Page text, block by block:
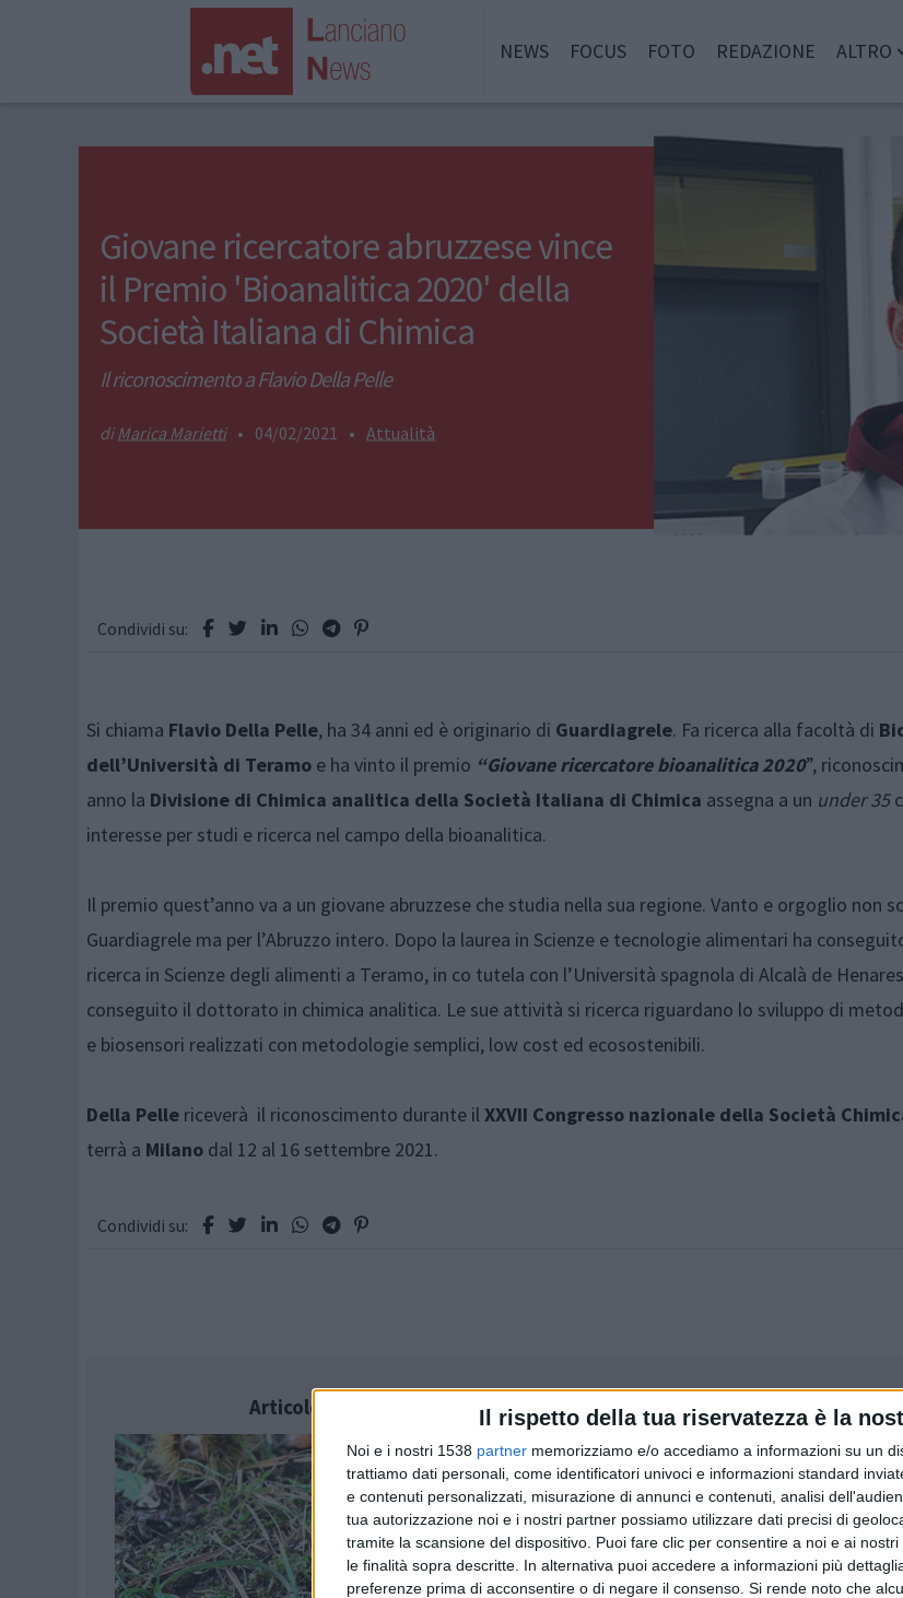
Il rispetto della tua riservatezza è la
Noi e i nostri 1538 partner memorizziamo e/o accediamo a informazioni su un
trattiamo dati personali, come identificatori univoci e informazioni standard
e contenuti personalizzati, misurazione di annunci e contenuti, analisi
tua autorizzazione noi e i nostri partner possiamo utilizzare dati precisi di
tramite la scansione del dispositivo. Puoi fare clic per consentire a noi e ai
le finalità sopra descritte. In alternativa puoi accedere a informazioni più
preferenze prima di acconsentire o di negare il consenso. Si rende noto che
NEWS FOCUS FOTO REDAZIONE ALTRO
Giovane ricercatore abruzzese vince
il Premio 'Bioanalitica 2020' della
Società Italiana di Chimica
Il riconoscimento a Flavio Della Pelle
Marica Marietti • 04/02/2021 • Attualità
Condividi su:
Si chiama Flavio Della Pelle, ha 34 anni ed è originario di Guardiagrele. Fa ricerca alla facoltà di
dell’Università di Teramoe ha vinto il premio “Giovane ricercatore bioanalitica 2020”,
anno la Divisione di Chimica analitica della Società Italiana di Chimica assegna a un under 35
interesse per studi e ricerca nel campo della bioanalitica.
Il premio quest’anno va a un giovane abruzzese che studia nella sua regione. Vanto e orgoglio non
Guardiagrele ma per l’Abruzzo intero. Dopo la laurea in Scienze e tecnologie alimentari ha
ricerca in Scienze degli alimenti a Teramo, in co tutela con l’Università spagnola di Alcalà de
conseguito il dottorato in chimica analitica. Le sue attività si ricerca riguardano lo sviluppo di
e biosensori realizzati con metodologie semplici, low cost ed ecosostenibili.
Della Pellericeverà il riconoscimento durante il XXVII Congresso nazionale della Società
terrà a Milanodal 12 al 16 settembre 2021.
Condividi su:
Articolo successivo Articolo precedente